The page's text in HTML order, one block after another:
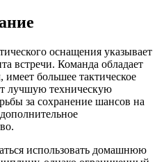
оснащения указывает
встречи. Команда обладает
имеет большее тактическое
лучшую техническую
за сохранение шансов на
использовать домашнюю